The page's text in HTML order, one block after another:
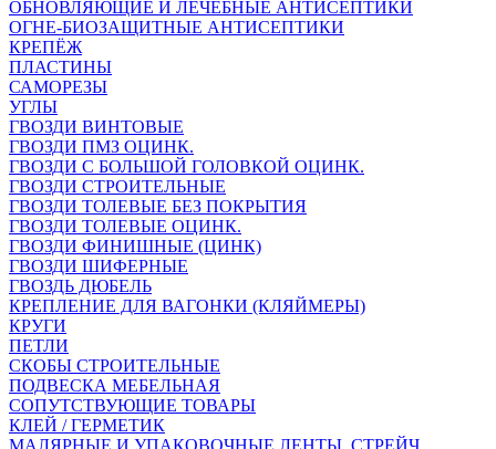
ОБНОВЛЯЮЩИЕ И ЛЕЧЕБНЫЕ АНТИСЕПТИКИ
ОГНЕ-БИОЗАЩИТНЫЕ АНТИСЕПТИКИ
КРЕПЁЖ
ПЛАСТИНЫ
САМОРЕЗЫ
УГЛЫ
ГВОЗДИ ВИНТОВЫЕ
ГВОЗДИ ПМЗ ОЦИНК.
ГВОЗДИ С БОЛЬШОЙ ГОЛОВКОЙ ОЦИНК.
ГВОЗДИ СТРОИТЕЛЬНЫЕ
ГВОЗДИ ТОЛЕВЫЕ БЕЗ ПОКРЫТИЯ
ГВОЗДИ ТОЛЕВЫЕ ОЦИНК.
ГВОЗДИ ФИНИШНЫЕ (ЦИНК)
ГВОЗДИ ШИФЕРНЫЕ
ГВОЗДЬ ДЮБЕЛЬ
КРЕПЛЕНИЕ ДЛЯ ВАГОНКИ (КЛЯЙМЕРЫ)
КРУГИ
ПЕТЛИ
СКОБЫ СТРОИТЕЛЬНЫЕ
ПОДВЕСКА МЕБЕЛЬНАЯ
СОПУТСТВУЮЩИЕ ТОВАРЫ
КЛЕЙ / ГЕРМЕТИК
МАЛЯРНЫЕ И УПАКОВОЧНЫЕ ЛЕНТЫ, СТРЕЙЧ